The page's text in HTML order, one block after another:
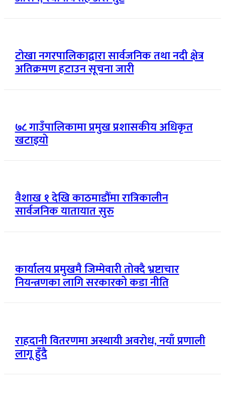
टोखा नगरपालिकाद्वारा सार्वजनिक तथा नदी क्षेत्र
अतिक्रमण हटाउन सूचना जारी
७८ गाउँपालिकामा प्रमुख प्रशासकीय अधिकृत
खटाइयो
वैशाख १ देखि काठमाडौँमा रात्रिकालीन
सार्वजनिक यातायात सुरु
कार्यालय प्रमुखमै जिम्मेवारी तोक्दै भ्रष्टाचार
नियन्त्रणका लागि सरकारको कडा नीति
राहदानी वितरणमा अस्थायी अवरोध, नयाँ प्रणाली
लागू हुँदै